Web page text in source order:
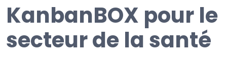
Recherche
KanbanBOX pour le
secteur de la santé